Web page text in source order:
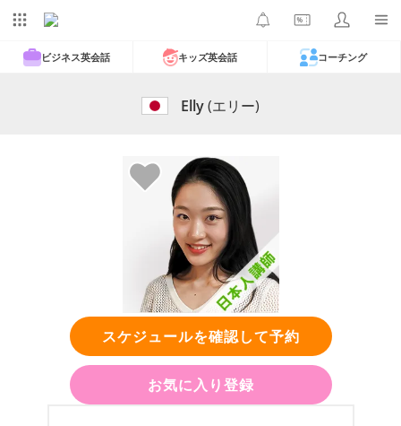
ビジネス英会話 キッズ英会話 コーチング
Elly(エリー)
スケジュールを確認して予約
お気に入り登録